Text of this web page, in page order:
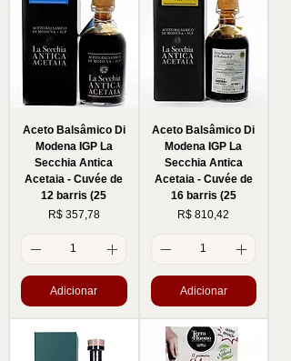
Aceto Balsâmico Di
Modena IGP La
Secchia Antica
Acetaia - Cuvée de
12 barris (25
Preço
R$ 357,78
Adicionar
Aceto Balsâmico Di
Modena IGP La
Secchia Antica
Acetaia - Cuvée de
16 barris (25
Preço
R$ 810,42
Adicionar